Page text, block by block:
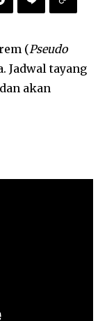
(Pseudo
Jadwal tayang
akan